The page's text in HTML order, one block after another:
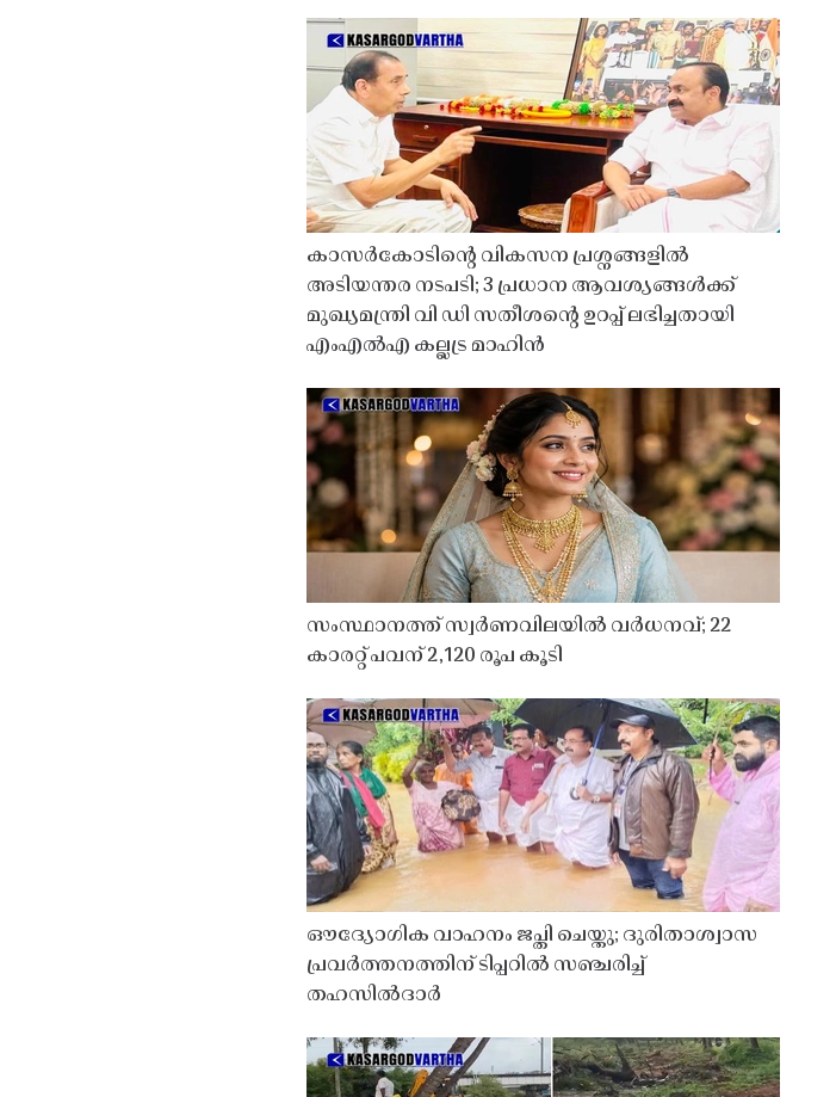
കാസർകോടിൻ്റെ വികസന പ്രശ്നങ്ങളിൽ
അടിയന്തര നടപടി; 3 പ്രധാന ആവശ്യങ്ങൾക്ക്
മുഖ്യമന്ത്രി വി ഡി സതീശൻ്റെ ഉറപ്പ് ലഭിച്ചതായി
എംഎൽഎ കല്ലട്ര മാഹിൻ
സംസ്ഥാനത്ത് സ്വർണവിലയിൽ വർധനവ്; 22
കാരറ്റ് പവന് 2,120 രൂപ കൂടി
ഔദ്യോഗിക വാഹനം ജപ്തി ചെയ്തു; ദുരിതാശ്വാസ
പ്രവർത്തനത്തിന് ടിപ്പറിൽ സഞ്ചരിച്ച്
തഹസിൽദാർ